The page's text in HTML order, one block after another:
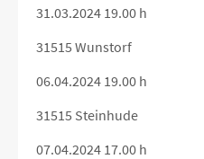
31.03.2024 19.00 h
31515 Wunstorf
06.04.2024 19.00 h
31515 Steinhude
07.04.2024 17.00 h